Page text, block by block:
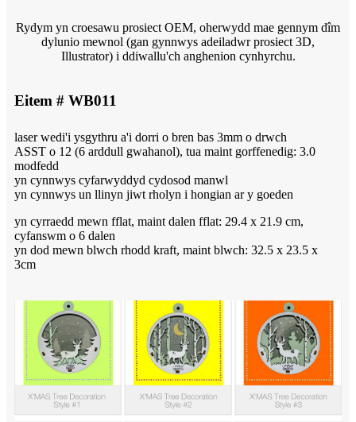
Rydym yn croesawu prosiect OEM, oherwydd mae gennym dîm
dylunio mewnol (gan gynnwys adeiladwr prosiect 3D,
Illustrator) i ddiwallu'ch anghenion cynhyrchu.
Eitem # WB011
laser wedi'i ysgythru a'i dorri o bren bas 3mm o drwch
ASST o 12 (6 arddull gwahanol), tua maint gorffenedig: 3.0
modfedd
yn cynnwys cyfarwyddyd cydosod manwl
yn cynnwys un llinyn jiwt rholyn i hongian ar y goeden
yn cyrraedd mewn fflat, maint dalen fflat: 29.4 x 21.9 cm,
cyfanswm o 6 dalen
yn dod mewn blwch rhodd kraft, maint blwch: 32.5 x 23.5 x
3cm